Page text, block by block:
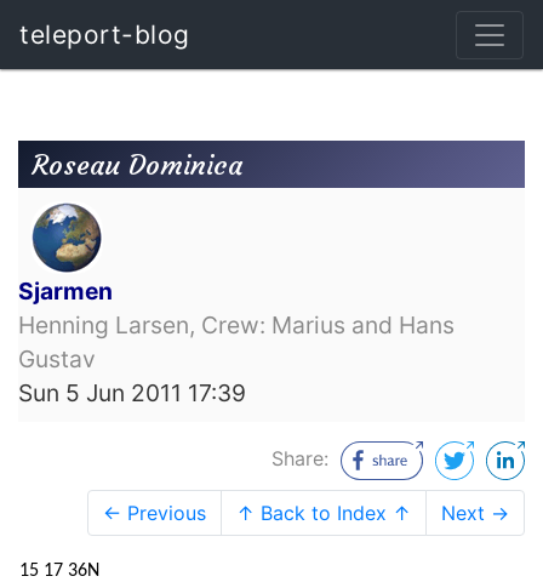
teleport-blog
Roseau Dominica
Sjarmen
Henning Larsen, Crew: Marius and Hans
Gustav
Sun 5 Jun 2011 17:39
Share:
← Previous ↑ Back to Index ↑ Next →
15 17 36N